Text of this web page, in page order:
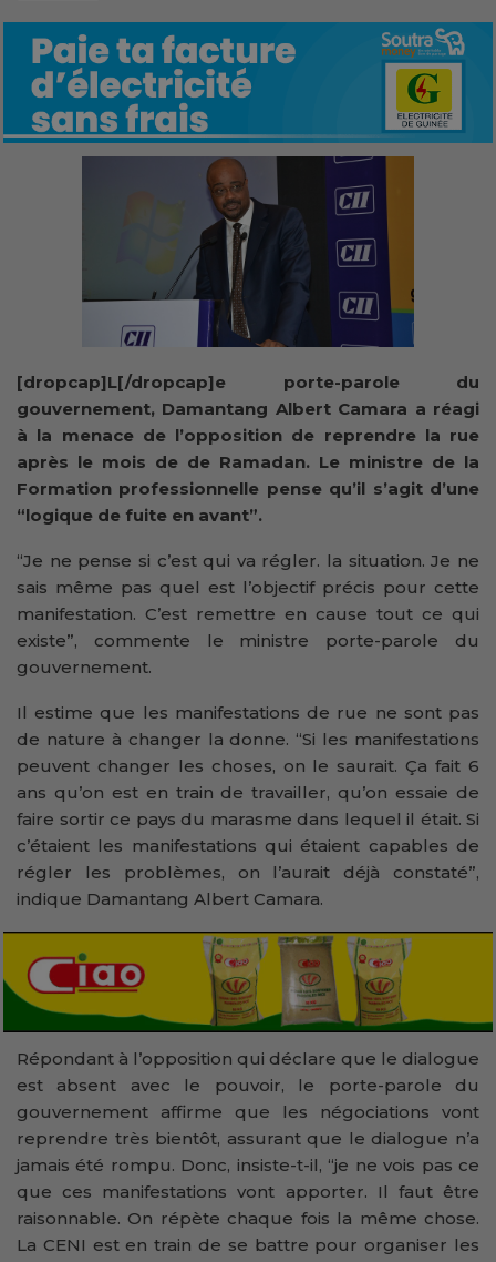
[dropcap]L[/dropcap]e porte-parole du
gouvernement, Damantang Albert Camara a réagi
à la menace de l’opposition de reprendre la rue
après le mois de de Ramadan. Le ministre de la
Formation professionnelle pense qu’il s’agit d’une
“logique de fuite en avant”.
“Je ne pense si c’est qui va régler. la situation. Je ne
sais même pas quel est l’objectif précis pour cette
manifestation. C’est remettre en cause tout ce qui
existe”, commente le ministre porte-parole du
gouvernement.
Il estime que les manifestations de rue ne sont pas
de nature à changer la donne. “Si les manifestations
peuvent changer les choses, on le saurait. Ça fait 6
ans qu’on est en train de travailler, qu’on essaie de
faire sortir ce pays du marasme dans lequel il était. Si
c’étaient les manifestations qui étaient capables de
régler les problèmes, on l’aurait déjà constaté”,
indique Damantang Albert Camara.
Répondant à l’opposition qui déclare que le dialogue
est absent avec le pouvoir, le porte-parole du
gouvernement affirme que les négociations vont
reprendre très bientôt, assurant que le dialogue n’a
jamais été rompu. Donc, insiste-t-il, “je ne vois pas ce
que ces manifestations vont apporter. Il faut être
raisonnable. On répète chaque fois la même chose.
La CENI est en train de se battre pour organiser les